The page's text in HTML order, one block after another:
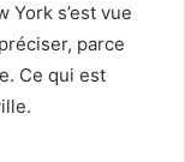
York s’est vue
parce
Ce qui est